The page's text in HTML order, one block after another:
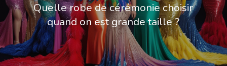
Quelle robe de cérémonie choisir
quand on est grande taille ?